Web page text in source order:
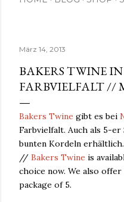
März 14, 2013
BAKERS TWINE IN
ARBVIELFALT //
Bakers Twine gibt es bei
Farbvielfalt. Auch als 5-
bunten Kordeln erhältlich.
// Bakers Twine is
choice now. We also
package of 5.